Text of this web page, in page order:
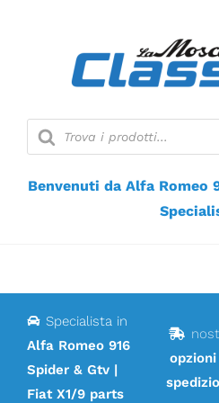
contenuto
Ricerca
prodotti
Benvenuti da Alfa Romeo
Specialista in
Alfa Romeo 916
Spider & Gtv |
Fiat X1/9 parts